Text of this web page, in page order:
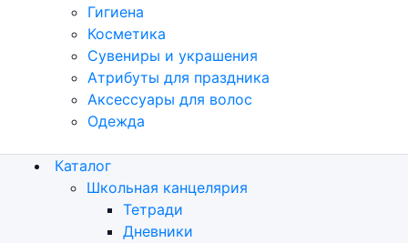
Гигиена
Косметика
Сувениры и украшения
Атрибуты для праздника
Аксеcсуары для волос
Одежда
Каталог
Школьная канцелярия
Тетради
Дневники